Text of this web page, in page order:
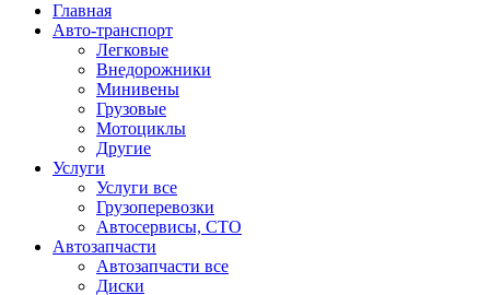
Главная
Авто-транспорт
Легковые
Внедорожники
Минивены
Грузовые
Мотоциклы
Другие
Услуги
Услуги все
Грузоперевозки
Автосервисы, СТО
Автозапчасти
Автозапчасти все
Диски